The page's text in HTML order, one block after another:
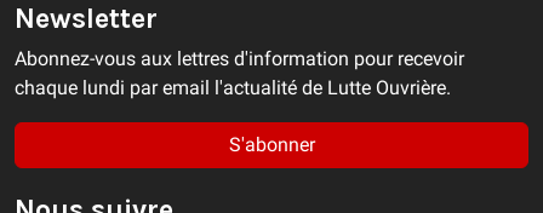
Newsletter
Abonnez-vous aux lettres d'information pour recevoir
chaque lundi par email l'actualité de Lutte Ouvrière.
S'abonner